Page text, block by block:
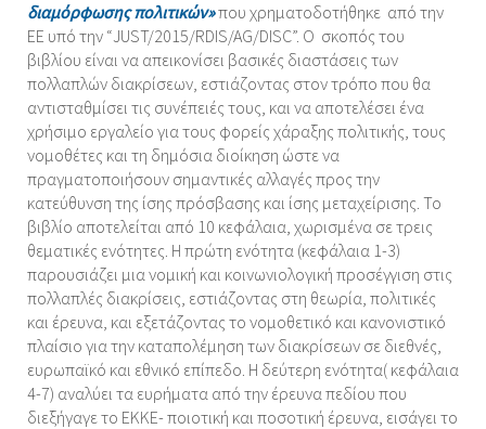
διαμόρφωσης πολιτικών»που χρηματοδοτήθηκε από την
ΕΕ υπό την “JUST/2015/RDIS/AG/DISC”. Ο σκοπός του
βιβλίου είναι να απεικονίσει βασικές διαστάσεις των
πολλαπλών διακρίσεων, εστιάζοντας στον τρόπο που θα
αντισταθμίσει τις συνέπειές τους, και να αποτελέσει ένα
χρήσιμο εργαλείο για τους φορείς χάραξης πολιτικής, τους
νομοθέτες και τη δημόσια διοίκηση ώστε να
πραγματοποιήσουν σημαντικές αλλαγές προς την
κατεύθυνση της ίσης πρόσβασης και ίσης μεταχείρισης. Το
βιβλίο αποτελείται από 10 κεφάλαια, χωρισμένα σε τρεις
θεματικές ενότητες. Η πρώτη ενότητα (κεφάλαια 1-3)
παρουσιάζει μια νομική και κοινωνιολογική προσέγγιση στις
πολλαπλές διακρίσεις, εστιάζοντας στη θεωρία, πολιτικές
και έρευνα, και εξετάζοντας το νομοθετικό και κανονιστικό
πλαίσιο για την καταπολέμηση των διακρίσεων σε διεθνές,
ευρωπαϊκό και εθνικό επίπεδο. Η δεύτερη ενότητα( κεφάλαια
4-7) αναλύει τα ευρήματα από την έρευνα πεδίου που
διεξήγαγε το ΕΚΚΕ- ποιοτική και ποσοτική έρευνα, εισάγει το